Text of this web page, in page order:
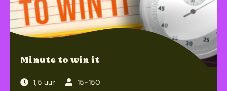
Minute to win it
1,5 uur
15-150